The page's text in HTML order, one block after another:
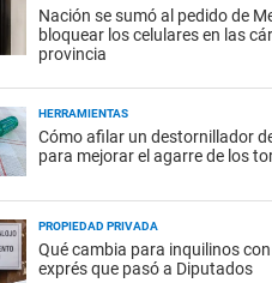
Nación se sumó al pedido de
bloquear los celulares en las
provincia
HERRAMIENTAS
Cómo afilar un destornillador
para mejorar el agarre de los
PROPIEDAD PRIVADA
Qué cambia para inquilinos
exprés que pasó a Diputados